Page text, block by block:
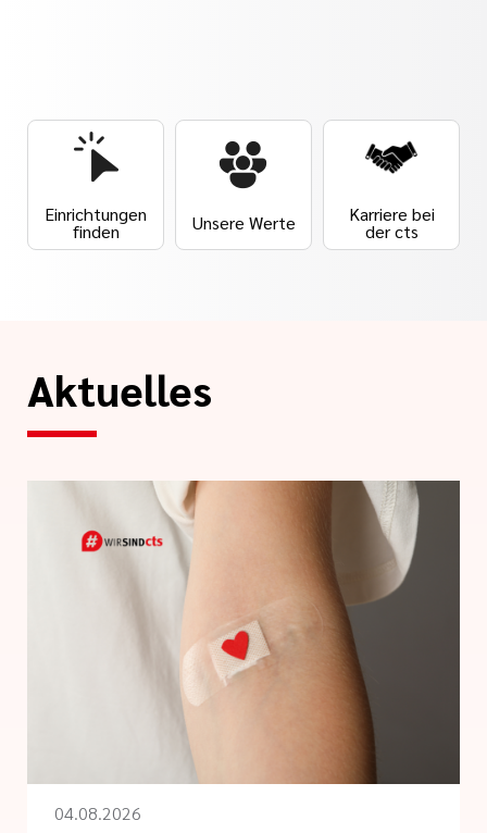
Einrichtungen
finden Unsere Werte Karriere bei
der cts
Aktuelles
04.08.2026